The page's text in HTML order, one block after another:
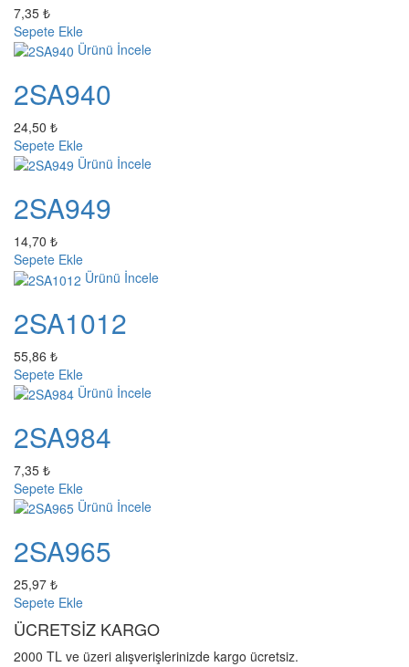
7,35 ₺
Sepete Ekle
Ürünü İncele
2SA940
24,50 ₺
Sepete Ekle
Ürünü İncele
2SA949
14,70 ₺
Sepete Ekle
Ürünü İncele
2SA1012
55,86 ₺
Sepete Ekle
Ürünü İncele
2SA984
7,35 ₺
Sepete Ekle
Ürünü İncele
2SA965
25,97 ₺
Sepete Ekle
ÜCRETSİZ KARGO
2000 TL ve üzeri alışverişlerinizde kargo ücretsiz.